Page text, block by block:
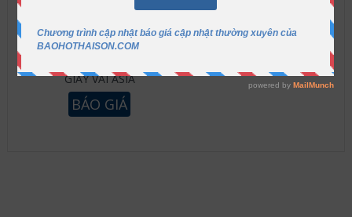
GIÀY VẢI ASIA
BÁO GIÁ